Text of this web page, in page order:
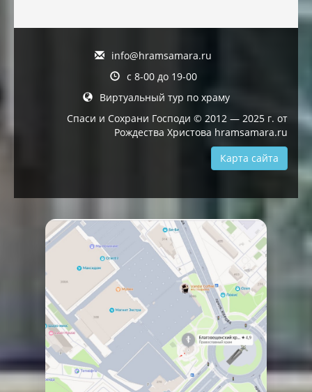
info@hramsamara.ru
с 8-00 до 19-00
Виртуальный тур по храму
Спаси и Сохрани Господи © 2012 — 2025 г. от
Рождества Христова hramsamara.ru
Карта сайта